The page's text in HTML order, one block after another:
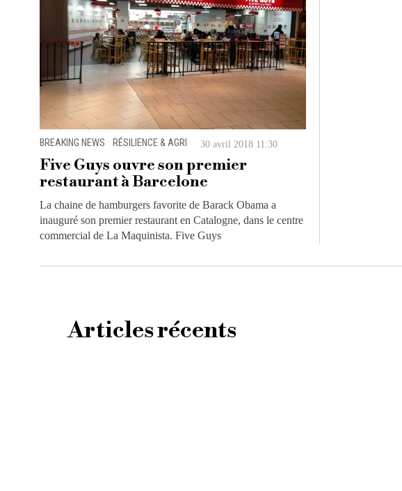
BREAKING NEWS · RÉSILIENCE & AGRI 30 avril 2018 11:30
Five Guys ouvre son premier
restaurant à Barcelone
La chaine de hamburgers favorite de Barack Obama a
inauguré son premier restaurant en Catalogne, dans le centre
commercial de La Maquinista. Five Guys
Articles récents